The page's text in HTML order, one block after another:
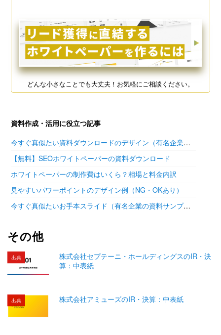
どんな小さなことでも大丈夫！お気軽にご相談ください。
資料作成・活用に役立つ記事
今すぐ真似たい資料ダウンロードのデザイン（有名企業の参考あり）
【無料】SEOホワイトペーパーの資料ダウンロード
ホワイトペーパーの制作費はいくら？相場と料金内訳
見やすいパワーポイントのデザイン例（NG・OKあり）
今すぐ真似たいお手本スライド（有名企業の資料サンプル11選）
その他
出典
株式会社セプテーニ・ホールディングスのIR・決
算：中表紙
出典 株式会社アミューズのIR・決算：中表紙